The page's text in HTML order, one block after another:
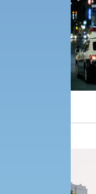
外国人留学生の入学